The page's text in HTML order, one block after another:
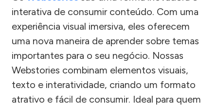
interativa de consumir conteúdo. Com uma
experiência visual imersiva, eles oferecem
uma nova maneira de aprender sobre temas
importantes para o seu negócio. Nossas
Webstories combinam elementos visuais,
texto e interatividade, criando um formato
atrativo e fácil de consumir. Ideal para quem